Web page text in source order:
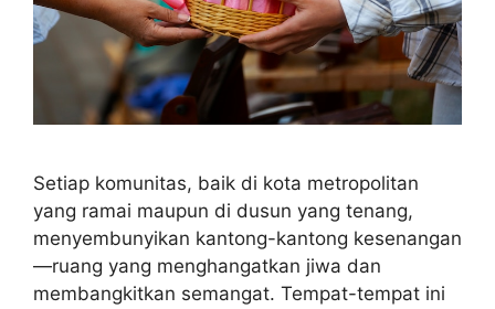
Setiap komunitas, baik di kota metropolitan
yang ramai maupun di dusun yang tenang,
menyembunyikan kantong-kantong kesenangan
—ruang yang menghangatkan jiwa dan
membangkitkan semangat. Tempat-tempat ini